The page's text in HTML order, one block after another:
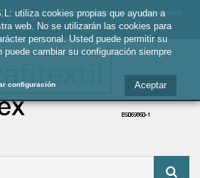
Iniciar sesión
Contacte con
nosotros
utiliza cookies propias que ayudan a
web. No se utilizarán las cookies para
personal. Usted puede permitir su
puede cambiar su configuración siempre
configuración Aceptar